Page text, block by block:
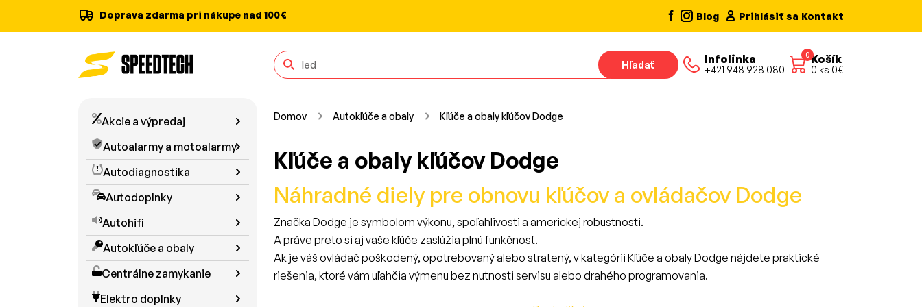
Doprava zdarma pri nákupe nad 100€ Blog Prihlásiť sa Kontakt
Hľadať Infolinka
+421 948 928 080
0Košík
0 ks 0€
Akcie a výpredaj
Autoalarmy a motoalarmy
Autodiagnostika
Autodoplnky
Autohifi
Autokľúče a obaly
Centrálne zamykanie
Elektro doplnky
Domov Autokľúče a obaly Kľúče a obaly kľúčov Dodge
Kľúče a obaly kľúčov Dodge
Náhradné diely pre obnovu kľúčov a ovládačov Dodge
Značka Dodge je symbolom výkonu, spoľahlivosti a americkej robustnosti.
A práve preto si aj vaše kľúče zaslúžia plnú funkčnosť.
Ak je váš ovládač poškodený, opotrebovaný alebo stratený, v kategórii Kľúče a obaly Dodge nájdete praktické
riešenia, ktoré vám uľahčia výmenu bez nutnosti servisu alebo drahého programovania.